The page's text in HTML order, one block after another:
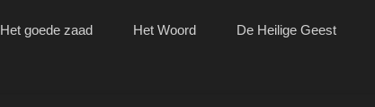
Het goede zaad Het Woord De Heilige Geest